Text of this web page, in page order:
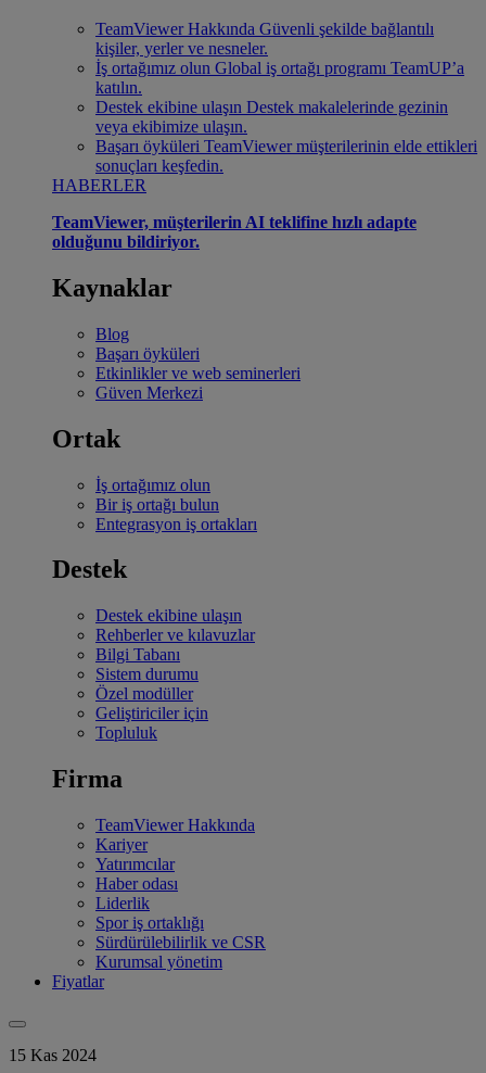
TeamViewer Hakkında Güvenli şekilde bağlantılı
kişiler, yerler ve nesneler.
İş ortağımız olun Global iş ortağı programı TeamUP’a
katılın.
Destek ekibine ulaşın Destek makalelerinde gezinin
veya ekibimize ulaşın.
Başarı öyküleri TeamViewer müşterilerinin elde ettikleri
sonuçları keşfedin.
HABERLER
TeamViewer, müşterilerin AI teklifine hızlı adapte
olduğunu bildiriyor.
Kaynaklar
Blog
Başarı öyküleri
Etkinlikler ve web seminerleri
Güven Merkezi
Ortak
İş ortağımız olun
Bir iş ortağı bulun
Entegrasyon iş ortakları
Destek
Destek ekibine ulaşın
Rehberler ve kılavuzlar
Bilgi Tabanı
Sistem durumu
Özel modüller
Geliştiriciler için
Topluluk
Firma
TeamViewer Hakkında
Kariyer
Yatırımcılar
Haber odası
Liderlik
Spor iş ortaklığı
Sürdürülebilirlik ve CSR
Kurumsal yönetim
Fiyatlar
15 Kas 2024